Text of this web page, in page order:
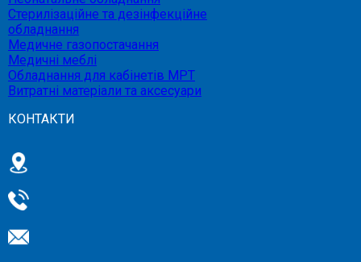
Стерилізаційне та дезінфекційне
обладнання
Медичне газопостачання
Медичні меблі
Обладнання для кабінетів МРТ
Витратні матеріали та аксесуари
КОНТАКТИ